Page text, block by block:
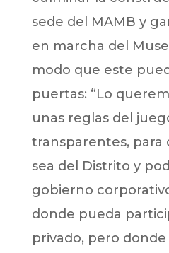
sede del MAMB y
en marcha del
modo que este
puertas: “Lo
unas reglas del
transparentes, para
sea del Distrito y
gobierno
donde pueda
privado, pero